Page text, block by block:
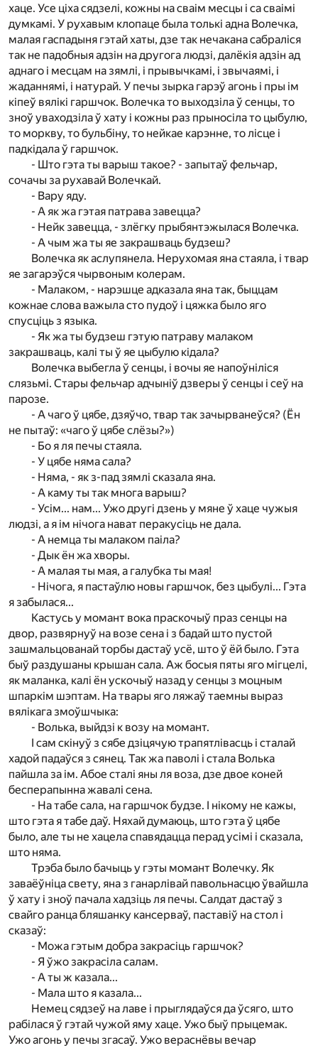
хаце. Усе ціха сядзелі, кожны на сваім месцы і са сваімі
думкамі. У рухавым клопаце была толькі адна Волечка,
малая гаспадыня гэтай хаты, дзе так нечакана сабраліся
так не падобныя адзін на другога людзі, далёкія адзін ад
аднаго і месцам на зямлі, і прывычкамі, і звычаямі, і
жаданнямі, і натурай. У печы зырка гарэў агонь і пры ім
кіпеў вялікі гаршчок. Волечка то выходзіла ў сенцы, то
зноў уваходзіла ў хату і кожны раз прыносіла то цыбулю,
то моркву, то бульбіну, то нейкае карэнне, то лісце і
падкідала ў гаршчок.
- Што гэта ты варыш такое? - запытаў фельчар,
сочачы за рухавай Волечкай.
- Вару яду.
- А як жа гэтая патрава завецца?
- Нейк завецца, - злёгку прыбянтэжылася Волечка.
- А чым жа ты яе закрашваць будзеш?
Волечка як аслупянела. Нерухомая яна стаяла, і твар
яе загарэўся чырвоным колерам.
- Малаком, - нарэшце адказала яна так, быццам
кожнае слова важыла сто пудоў і цяжка было яго
спусціць з языка.
- Як жа ты будзеш гэтую патраву малаком
закрашваць, калі ты ў яе цыбулю кідала?
Волечка выбегла ў сенцы, і вочы яе напоўніліся
слязьмі. Стары фельчар адчыніў дзверы ў сенцы і сеў на
парозе.
- А чаго ў цябе, дзяўчо, твар так зачырванеўся? (Ён
не пытаў: «чаго ў цябе слёзы?»)
- Бо я ля печы стаяла.
- У цябе няма сала?
- Няма, - як з-пад зямлі сказала яна.
- А каму ты так многа варыш?
- Усім... нам... Ужо другі дзень у мяне ў хаце чужыя
людзі, а я ім нічога нават перакусіць не дала.
- А немца ты малаком паіла?
- Дык ён жа хворы.
- А малая ты мая, а галубка ты мая!
- Нічога, я пастаўлю новы гаршчок, без цыбулі... Гэта
я забылася...
Кастусь у момант вока праскочыў праз сенцы на
двор, развярнуў на возе сена і з бадай што пустой
зашмальцованай торбы дастаў усё, што ў ёй было. Гэта
быў раздушаны крышан сала. Аж босыя пяты яго мігцелі,
як маланка, калі ён ускочыў назад у сенцы з моцным
шпаркім шэптам. На твары яго ляжаў таемны выраз
вялікага змоўшчыка:
- Волька, выйдзі к возу на момант.
І сам скінуў з сябе дзіцячую трапятлівасць і сталай
хадой падаўся з сянец. Так жа паволі і стала Волька
пайшла за ім. Абое сталі яны ля воза, дзе двое коней
бесперапынна жавалі сена.
- На табе сала, на гаршчок будзе. І нікому не кажы,
што гэта я табе даў. Няхай думаюць, што гэта ў цябе
было, але ты не хацела спавядацца перад усімі і сказала,
што няма.
Трэба было бачыць у гэты момант Волечку. Як
заваёўніца свету, яна з ганарлівай павольнасцю ўвайшла
ў хату і зноў пачала хадзіць ля печы. Салдат дастаў з
свайго ранца бляшанку кансерваў, паставіў на стол і
сказаў:
- Можа гэтым добра закрасіць гаршчок?
- Я ўжо закрасіла салам.
- А ты ж казала...
- Мала што я казала...
Немец сядзеў на лаве і прыглядаўся да ўсяго, што
рабілася ў гэтай чужой яму хаце. Ужо быў прыцемак.
Ужо агонь у печы згасаў. Ужо вераснёвы вечар